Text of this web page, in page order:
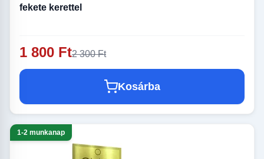
fekete kerettel
1 800 Ft2 300 Ft
Kosárba
1-2 munkanap